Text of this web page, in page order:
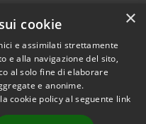
Copyright © 2026 • Comune di
Cambiago • Powered by
×
cookie
e assimilati strettamente
e alla navigazione del sito,
al solo fine di elaborare
e anonime.
cookie policy al seguente link